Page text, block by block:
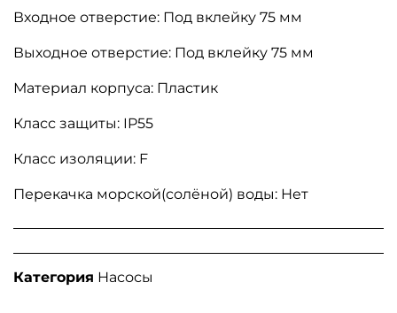
Входное отверстие: Под вклейку 75 мм
Выходное отверстие: Под вклейку 75 мм
Материал корпуса: Пластик
Класс защиты: IP55
Класс изоляции: F
Перекачка морской(солёной) воды: Нет
Категория Насосы